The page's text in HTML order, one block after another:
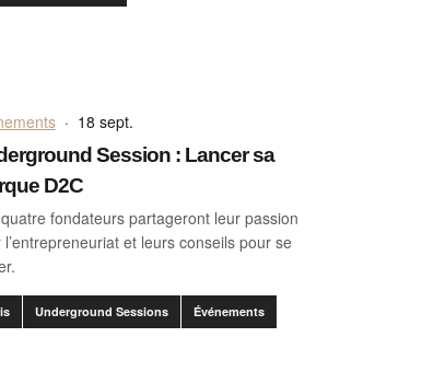
· 18 sept.
Session : Lancer sa
D2C
fondateurs partageront leur passion
l’entrepreneuriat et leurs conseils pour se
Underground Sessions Événements